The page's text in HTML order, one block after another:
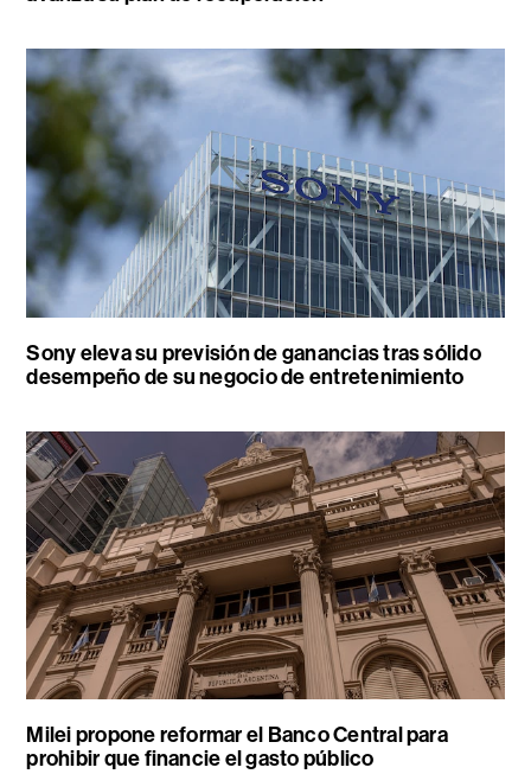
Sony eleva su previsión de ganancias tras sólido
desempeño de su negocio de entretenimiento
Milei propone reformar el Banco Central para
prohibir que financie el gasto público